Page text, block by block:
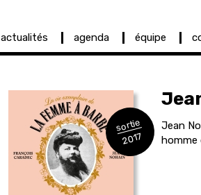
actualités agenda équipe
sortie
2017
Jean
homme